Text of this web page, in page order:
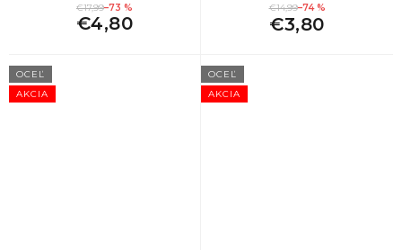
€17,99–73 %
€4,80
€14,99–74 %
€3,80
AKCIA
OCEĽ
AKCIA
OCEĽ